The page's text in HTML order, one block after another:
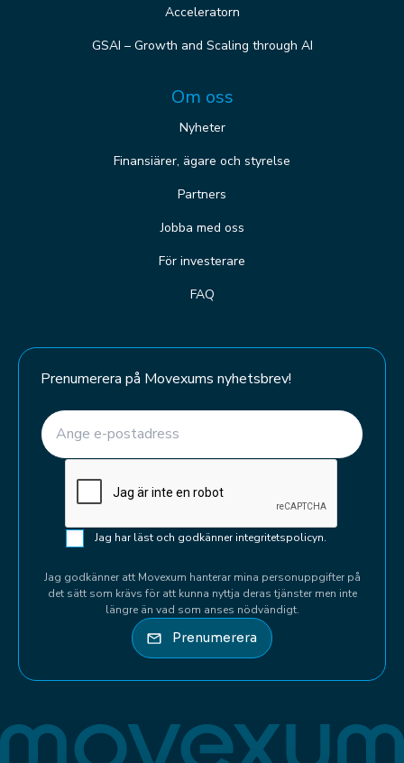
Acceleratorn
GSAI – Growth and Scaling through AI
Om oss
Nyheter
Finansiärer, ägare och styrelse
Partners
Jobba med oss
För investerare
FAQ
Prenumerera på Movexums nyhetsbrev!
E-post
Prenumerera
Samtycke(Required)
Jag har läst och godkänner integritetspolicyn.
Jag godkänner att Movexum hanterar mina personuppgifter på
det sätt som krävs för att kunna nyttja deras tjänster men inte
längre än vad som anses nödvändigt.